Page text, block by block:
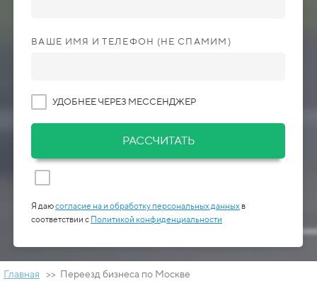
ВАШЕ ИМЯ И ТЕЛЕФОН (НЕ СПАМИМ)
УДОБНЕЕ ЧЕРЕЗ МЕССЕНДЖЕР
РАССЧИТАТЬ
Я даюсогласие на и обработку персональных данных в
соответствии с Политикой конфиденциальности
Главная >> Переезд бизнеса по Москве